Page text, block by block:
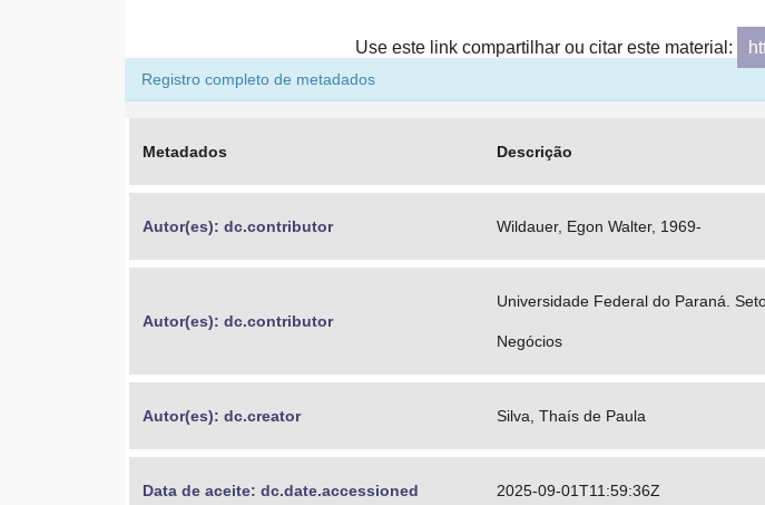
Use este link compartilhar ou citar este material:
Registro completo de metadados
Metadados Descrição
Autor(es): dc.contributor Wildauer, Egon Walter, 1969-
Autor(es): dc.contributor
Universidade Federal do Paraná.
Negócios
Autor(es): dc.creator Silva, Thaís de Paula
Data de aceite: dc.date.accessioned 2025-09-01T11:59:36Z